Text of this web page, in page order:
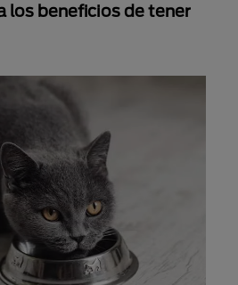
los beneficios de tener